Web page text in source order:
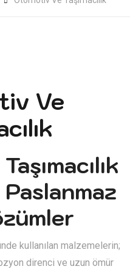
Ve
kullanılan malzemelerin;
direnci ve uzun ömür